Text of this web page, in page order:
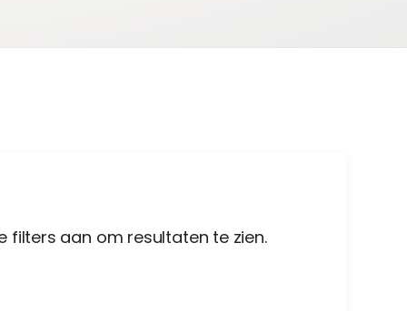
filters aan om resultaten te zien.